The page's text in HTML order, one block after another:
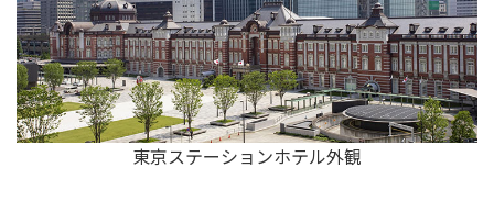
東京ステーションホテル外観